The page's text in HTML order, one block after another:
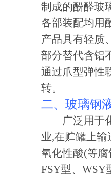
制成的酚醛玻
各部装配均用
产品具有轻质
部分替代含铝
通过爪型弹性
转。
二、玻璃钢
广泛用于化
业,在贮罐上
氧化性酸(等
FSY型、WSY